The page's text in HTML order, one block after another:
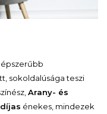
sokoldalúsága teszi
Arany- és
énekes, mindezek